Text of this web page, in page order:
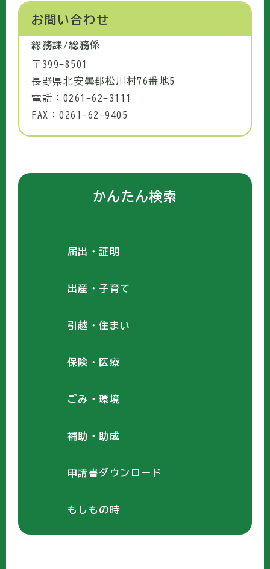
お問い合わせ
総務課/総務係
〒399-8501
長野県北安曇郡松川村76番地5
電話：0261-62-3111
FAX：0261-62-9405
かんたん検索
届出・証明
出産・子育て
引越・住まい
保険・医療
ごみ・環境
補助・助成
申請書ダウンロード
もしもの時